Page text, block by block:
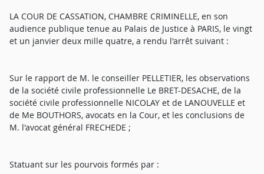
LA COUR DE CASSATION, CHAMBRE CRIMINELLE, en son
audience publique tenue au Palais de Justice à PARIS, le vingt
et un janvier deux mille quatre, a rendu l'arrêt suivant :
Sur le rapport de M. le conseiller PELLETIER, les observations
de la société civile professionnelle Le BRET-DESACHE, de la
société civile professionnelle NICOLAY et de LANOUVELLE et
de Me BOUTHORS, avocats en la Cour, et les conclusions de
M. l'avocat général FRECHEDE ;
Statuant sur les pourvois formés par :